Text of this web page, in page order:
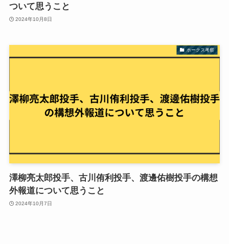
ついて思うこと
2024年10月8日
ホークス考察
澤柳亮太郎投手、古川侑利投手、渡邊佑樹投手の構想
外報道について思うこと
2024年10月7日